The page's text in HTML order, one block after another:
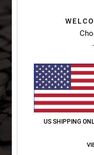
US SHIPPING